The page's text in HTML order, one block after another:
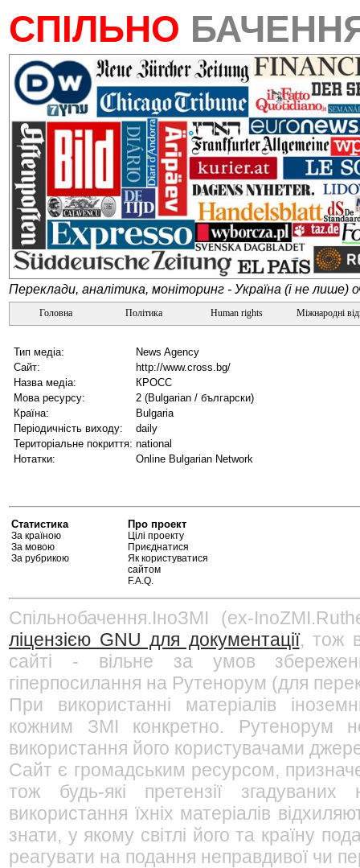
СПІЛЬНО
Переклади, аналітика, моніторинг - Україна (і не лише)
Головна Політика Human rights Міжнародні
Тип медіа:
News Agency
Сайт:
http://www.cross.bg/
Назва медіа:
КРОСС
Мова ресурсу:
2 (Bulgarian / български)
Країна:
Bulgaria
Періодичність виходу:
daily
Територіальне покриття: national
Нотатки:
Online Bulgarian Network
Статистика
За країною
За мовою
За рубрикою
Про проект
Цілі проекту
Приєднатися
Як користуватися
сайтом
F.A.Q.
Спільнобачення.ІноЗМІ (ex-
ліцензією GNU для документації, тож
сайті - вільне за умов
гіперпосилання на Рутенорум (для
При використанні матеріалів
кожним ЗМІ конкретно. Рутенорум
використання його користувачами
Сайт є громадським ресурсом,
тож будь-які претензії
використання їхніх матеріалів
знати, у якому світлі його та країну
реагувати на подання неправдивої чи